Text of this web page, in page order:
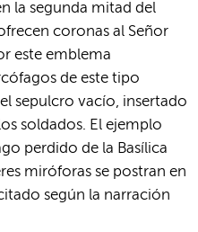
la segunda mitad del
coronas al Señor
este emblema
de este tipo
sepulcro vacío, insertado
soldados. El ejemplo
perdido de la Basílica
miróforas se postran en
según la narración